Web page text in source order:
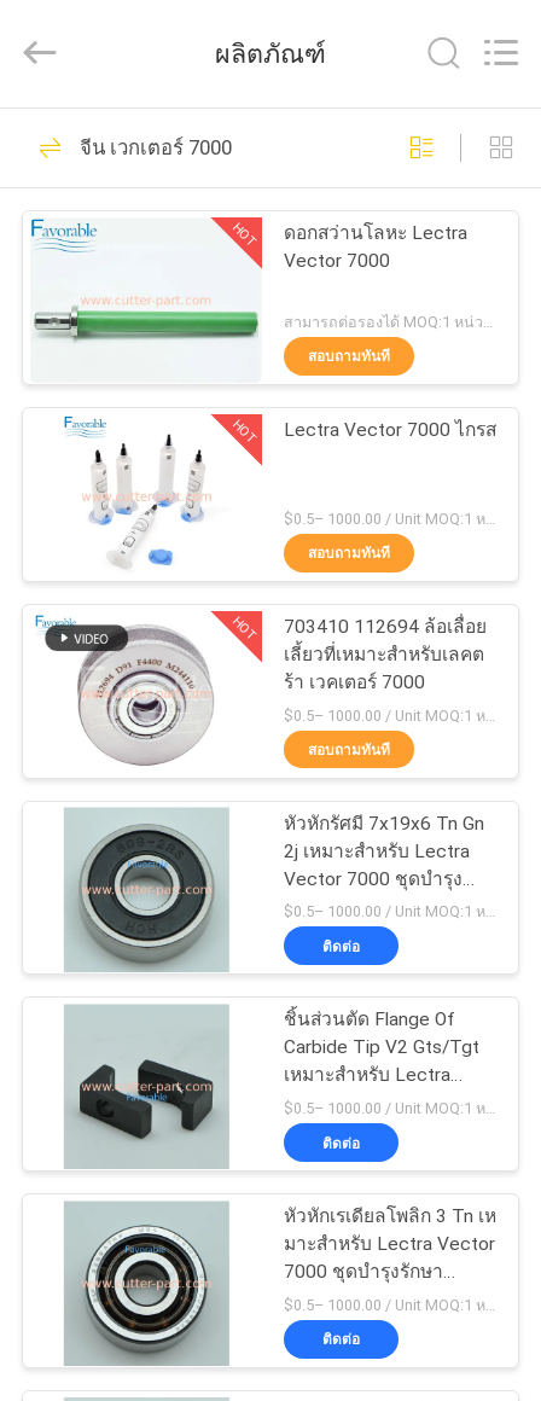
บ้าน
สินค้า
เกี่ยว
กับ
โรงงาน
ควบคุม
คุณภาพ
ติดต่อ
SERVICE
UNAVAILABLE
SERVICE
TEMPORARILY
UNAVAILABLE
NGINX
ขอ
AUTOMATION
EQUIPMENT
Rights
ชิ้นส่วนตัด
156
คัตเตอร์ GT7250
271
คัตเตอร์ GTXL
158
คัตเตอร์ Xlc7000
213
เครื่องตัดพล็อตเตอร์
10
ผลิตภัณฑ์
จีน เวกเตอร์ 7000
HOT
ดอกสว่านโลหะ Lectra
Vector 7000
สามารถต่อรองได้ MOQ:1 หน่วย/หน่วย negociate
สอบถามทันที
HOT Lectra Vector 7000 ไกรส
สอบถามทันที
HOT
703410 112694 ล้อเลื่อย
เลี้ยวที่เหมาะสําหรับเลคต
ร้า เวคเตอร์ 7000
สอบถามทันที
หัวหักรัศมี 7x19x6 Tn Gn
2j เหมาะสําหรับ Lectra
Vector 7000 ชุดบํารุง
รักษา 1000h
$0.5– 1000.00 / Unit MOQ:1 หน่วย/หน่วย negociate
ติดต่อ
ชิ้นส่วนตัด Flange Of
Carbide Tip V2 Gts/Tgt
เหมาะสําหรับ Lectra
Vector 7000
$0.5– 1000.00 / Unit MOQ:1 หน่วย/หน่วย negociate
ติดต่อ
หัวหักเรเดียลโพลิก 3 Tn เห
มาะสําหรับ Lectra Vector
7000 ชุดบํารุงรักษา
1000h
ติดต่อ